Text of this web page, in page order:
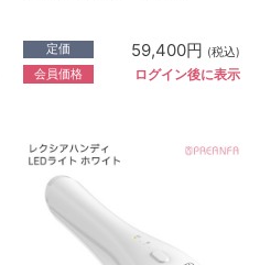
定価 59,400円 (税込)
会員価格 ログイン後に表示